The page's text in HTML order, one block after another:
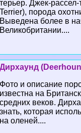
терьер. Джек-рассел-
Terrier), порода
Выведена более в
Великобритании....
Дирхаунд
Фото и описание
известна на
средних веков.
знать, которая
на оленей....